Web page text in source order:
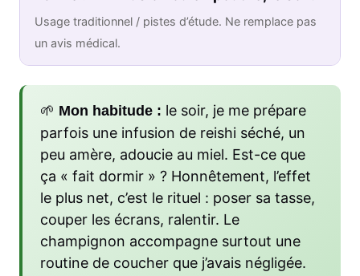
Usage traditionnel / pistes d’étude. Ne remplace pas
un avis médical.
🌱 Mon habitude : le soir, je me prépare
parfois une infusion de reishi séché, un
peu amère, adoucie au miel. Est-ce que
ça « fait dormir » ? Honnêtement, l’effet
le plus net, c’est le rituel : poser sa tasse,
couper les écrans, ralentir. Le
champignon accompagne surtout une
routine de coucher que j’avais négligée.